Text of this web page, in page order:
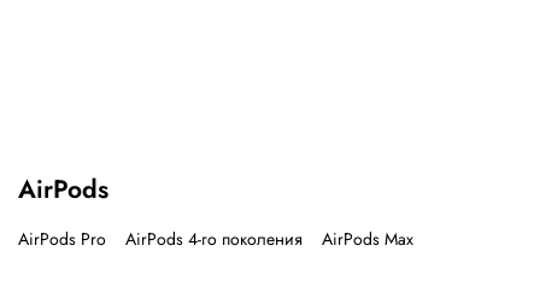
AirPods
AirPods Pro AirPods 4-го поколения AirPods Max